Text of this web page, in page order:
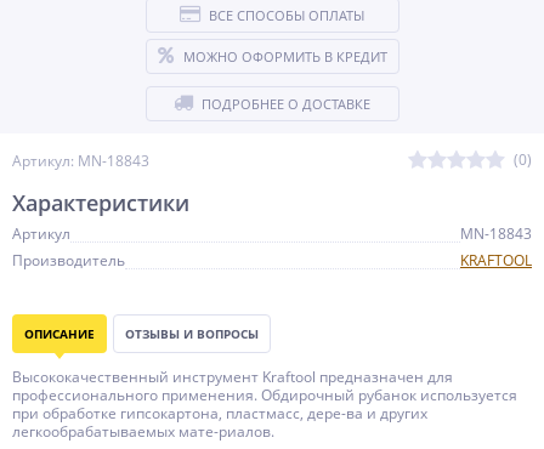
Артикул: MN-18843 (0)
ВСЕ СПОСОБЫ ОПЛАТЫ
МОЖНО ОФОРМИТЬ В КРЕДИТ
ПОДРОБНЕЕ О ДОСТАВКЕ
Характеристики
Артикул
MN-18843
Производитель
KRAFTOOL
ОПИСАНИЕ ОТЗЫВЫ И ВОПРОСЫ
Высококачественный инструмент Kraftool предназначен для
профессионального применения. Обдирочный рубанок используется
при обработке гипсокартона, пластмасс, дере-ва и других
легкообрабатываемых мате-риалов.